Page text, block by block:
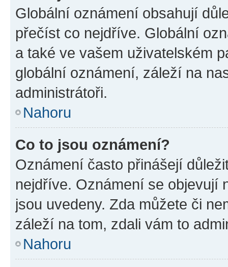
Globální oznámení obsahují
přečíst co nejdříve. Globální
a také ve vašem uživatelském
globální oznámení, záleží na
administrátoři.
Nahoru
Co to jsou oznámení?
Oznámení často přinášejí
nejdříve. Oznámení se objevují
jsou uvedeny. Zda můžete či
záleží na tom, zdali vám to
Nahoru